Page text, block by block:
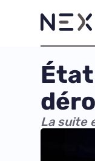
La suite